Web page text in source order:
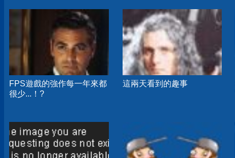
FPS遊戲的強作每一年來都
很少...！?
這兩天看到的趣事